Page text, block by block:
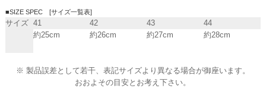
■SIZE SPEC [サイズ一覧表]
サイズ 41 42 43
44
約25cm
約26cm 約27cm 約28cm
※ 製品誤差として若干、表記サイズより異なる場合が御座います。
おおよその目安とお考え下さい。